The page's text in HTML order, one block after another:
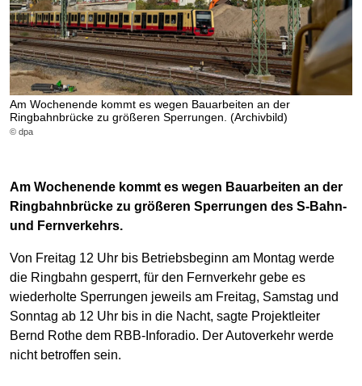
Am Wochenende kommt es wegen Bauarbeiten an der
Ringbahnbrücke zu größeren Sperrungen. (Archivbild)
© dpa
Am Wochenende kommt es wegen Bauarbeiten an der
Ringbahnbrücke zu größeren Sperrungen des S-Bahn-
und Fernverkehrs.
Von Freitag 12 Uhr bis Betriebsbeginn am Montag werde
die Ringbahn gesperrt, für den Fernverkehr gebe es
wiederholte Sperrungen jeweils am Freitag, Samstag und
Sonntag ab 12 Uhr bis in die Nacht, sagte Projektleiter
Bernd Rothe dem RBB-Inforadio. Der Autoverkehr werde
nicht betroffen sein.